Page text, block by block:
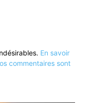
En savoir
commentaires sont